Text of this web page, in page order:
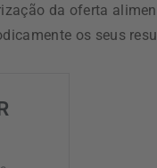
da oferta
os seus